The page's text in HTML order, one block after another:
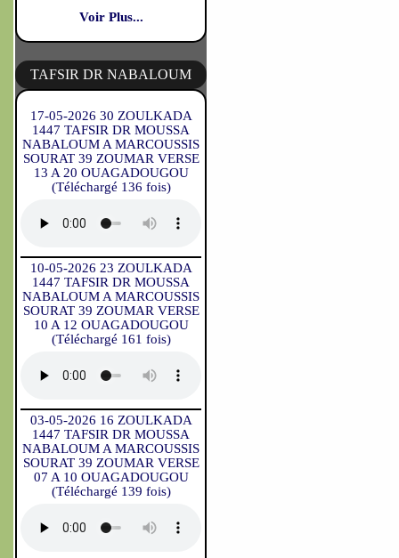
Voir Plus...
TAFSIR DR NABALOUM
17-05-2026 30 ZOULKADA
1447 TAFSIR DR MOUSSA
NABALOUM A MARCOUSSIS
SOURAT 39 ZOUMAR VERSE
13 A 20 OUAGADOUGOU
(Téléchargé 136 fois)
10-05-2026 23 ZOULKADA
1447 TAFSIR DR MOUSSA
NABALOUM A MARCOUSSIS
SOURAT 39 ZOUMAR VERSE
10 A 12 OUAGADOUGOU
(Téléchargé 161 fois)
03-05-2026 16 ZOULKADA
1447 TAFSIR DR MOUSSA
NABALOUM A MARCOUSSIS
SOURAT 39 ZOUMAR VERSE
07 A 10 OUAGADOUGOU
(Téléchargé 139 fois)